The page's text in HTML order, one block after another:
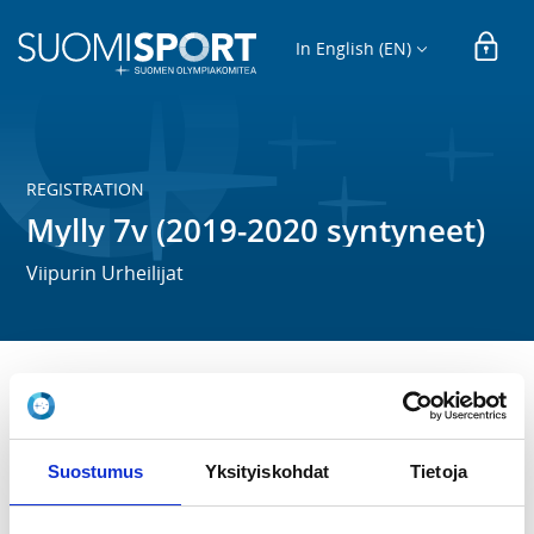
Suostumus Yksityiskohdat Tietoja
In English (EN)
REGISTRATION
Mylly 7v (2019-2020 syntyneet)
Viipurin Urheilijat
Ryhmien harjoittelussa käydään tasapuolisesti läpi
kaikkia yleisurheilun osa-alueita ja lajien tekniikoita
ikäryhmälle sopivalla tavalla. Vähitellen
yleisurheilukoulusta voi kehittyä myös kilpailemista
käsittävä nousujohteinen yleisurheiluharrastus.